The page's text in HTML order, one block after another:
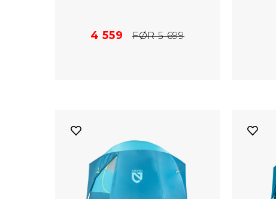
4 559 FØR 5 699